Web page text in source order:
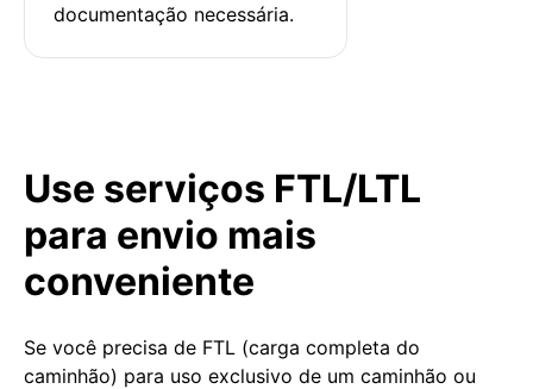
documentação necessária.
Use serviços FTL/LTL
para envio mais
conveniente
Se você precisa de FTL (carga completa do
caminhão) para uso exclusivo de um caminhão ou